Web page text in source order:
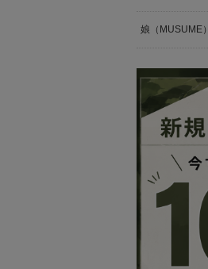
娘（MUSUME）